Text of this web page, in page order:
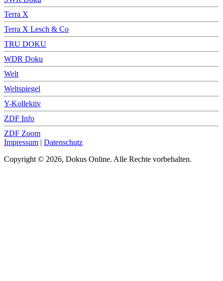
Terra X
Terra X Lesch & Co
TRU DOKU
WDR Doku
Welt
Weltspiegel
Y-Kollektiv
ZDF Info
ZDF Zoom
Impressum | Datenschutz
Copyright © 2026, Dokus Online. Alle Rechte vorbehalten.